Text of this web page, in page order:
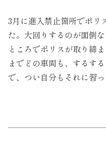
3月に進入禁止箇所でポリ
た。大回りするのが面倒
ところでポリスが取り締
までどの車両も、するす
で、つい自分もそれに習っ